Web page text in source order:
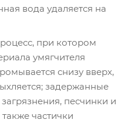
вода удаляется на
при котором
умягчителя
снизу вверх,
задержанные
песчинки и
частички